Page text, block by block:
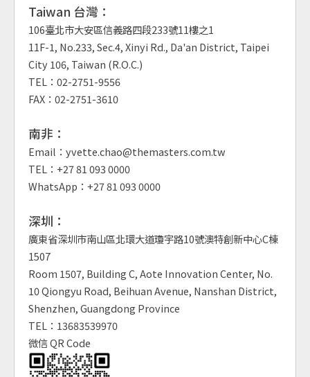
Taiwan 台灣：
106臺北市大安區信義路四段233號11樓之1
11F-1, No.233, Sec.4, Xinyi Rd., Da'an District, Taipei
City 106, Taiwan (R.O.C.)
TEL：02-2751-9556
FAX：02-2751-3610
南非：
Email：yvette.chao@themasters.com.tw
TEL：+27 81 093 0000
WhatsApp：+27 81 093 0000
深圳：
廣東省深圳市南山區北環大道瓊宇路10號澳特創新中心C棟
1507
Room 1507, Building C, Aote Innovation Center, No.
10 Qiongyu Road, Beihuan Avenue, Nanshan District,
Shenzhen, Guangdong Province
TEL：13683539970
微信 QR Code